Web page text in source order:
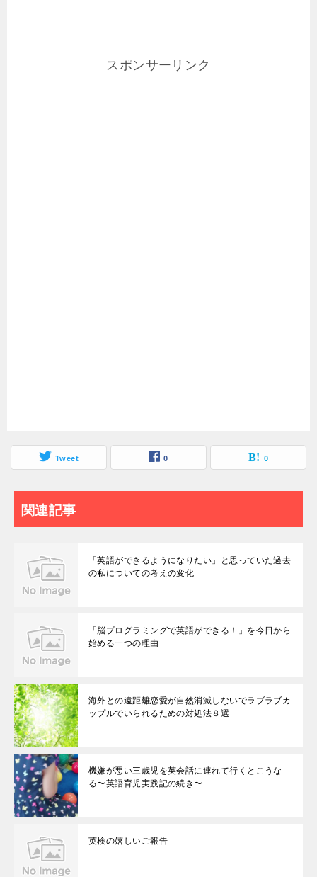
スポンサーリンク
Tweet 0 0
関連記事
「英語ができるようになりたい」と思っていた過去
の私についての考えの変化
「脳プログラミングで英語ができる！」を今日から
始める一つの理由
海外との遠距離恋愛が自然消滅しないでラブラブカ
ップルでいられるための対処法８選
機嫌が悪い三歳児を英会話に連れて行くとこうな
る〜英語育児実践記の続き〜
英検の嬉しいご報告